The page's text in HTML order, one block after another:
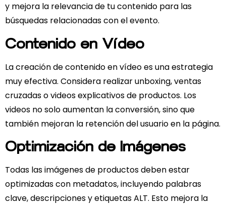
y mejora la relevancia de tu contenido para las
búsquedas relacionadas con el evento.
Contenido en Vídeo
La creación de contenido en vídeo es una estrategia
muy efectiva. Considera realizar unboxing, ventas
cruzadas o videos explicativos de productos. Los
videos no solo aumentan la conversión, sino que
también mejoran la retención del usuario en la página.
Optimización de Imágenes
Todas las imágenes de productos deben estar
optimizadas con metadatos, incluyendo palabras
clave, descripciones y etiquetas ALT. Esto mejora la